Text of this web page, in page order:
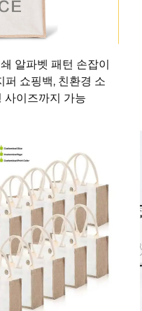
부 공간과 견고한 구조
여러 개의 칸을 갖추고 있
물건을 쏟아버리는 일 없
이나 재래시장 방문 시
, 열쇠는 물론 약국, 드라
북, 메모장 및 기타 필수
세련되면서도 은은한 디
게 생긴 소지품을 담는 실
알파벳 패턴 손잡이
퍼 쇼핑백, 친환경 소
사이즈까지 가능